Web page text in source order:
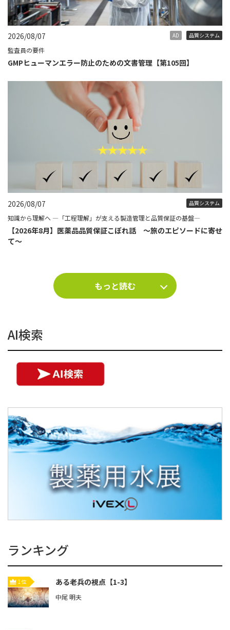
2026/08/07 AD 品質システム
監査員の要件
GMPヒューマンエラー防止のための文書管理【第105回】
2026/08/07 品質システム
知識から理解へ ―「工程理解」が支える製造管理と品質保証の基盤―
【2026年8月】医薬品品質保証こぼれ話 ～旅のエピソードに寄せ
て～
もっと読む
AI検索
ランキング
1位 ある老兵の視点【1-3】
中尾 明夫